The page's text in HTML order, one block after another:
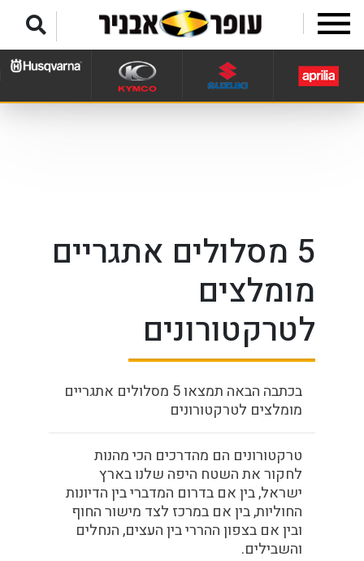
5 מסלולים אתגריים
מומלצים
לטרקטורונים
בכתבה הבאה תמצאו 5 מסלולים אתגריים
מומלצים לטרקטורונים
טרקטורונים הם מהדרכים הכי מהנות
לחקור את השטח היפה שלנו בארץ
ישראל, בין אם בדרום המדברי בין הדיונות
החוליות, בין אם במרכז לצד מישור החוף
ובין אם בצפון ההררי בין העצים, הנחלים
והשבילים.